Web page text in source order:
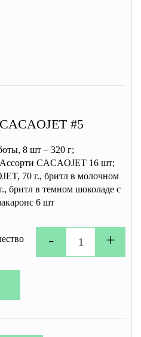
#5
8 шт – 320 г;
CACAOJET 16 шт;
70 г., бритл в молочном
бритл в темном шоколаде с
6 шт
- +